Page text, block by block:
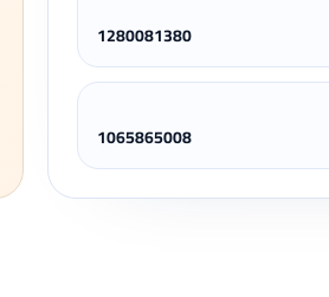
1280081380
1065865008